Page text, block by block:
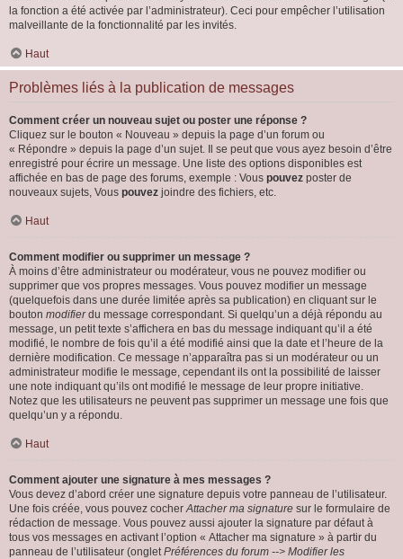
la fonction a été activée par l’administrateur). Ceci pour empêcher l’utilisation
malveillante de la fonctionnalité par les invités.
Haut
Problèmes liés à la publication de messages
Comment créer un nouveau sujet ou poster une réponse ?
Cliquez sur le bouton « Nouveau » depuis la page d’un forum ou
« Répondre » depuis la page d’un sujet. Il se peut que vous ayez besoin d’être
enregistré pour écrire un message. Une liste des options disponibles est
affichée en bas de page des forums, exemple : Vous pouvez poster de
nouveaux sujets, Vous pouvez joindre des fichiers, etc.
Haut
Comment modifier ou supprimer un message ?
À moins d’être administrateur ou modérateur, vous ne pouvez modifier ou
supprimer que vos propres messages. Vous pouvez modifier un message
(quelquefois dans une durée limitée après sa publication) en cliquant sur le
bouton modifierdu message correspondant. Si quelqu’un a déjà répondu au
message, un petit texte s’affichera en bas du message indiquant qu’il a été
modifié, le nombre de fois qu’il a été modifié ainsi que la date et l’heure de la
dernière modification. Ce message n’apparaîtra pas si un modérateur ou un
administrateur modifie le message, cependant ils ont la possibilité de laisser
une note indiquant qu’ils ont modifié le message de leur propre initiative.
Notez que les utilisateurs ne peuvent pas supprimer un message une fois que
quelqu’un y a répondu.
Haut
Comment ajouter une signature à mes messages ?
Vous devez d’abord créer une signature depuis votre panneau de l’utilisateur.
Une fois créée, vous pouvez cocherAttacher ma signature sur le formulaire de
rédaction de message. Vous pouvez aussi ajouter la signature par défaut à
tous vos messages en activant l’option « Attacher ma signature » à partir du
panneau de l’utilisateur (ongletPréférences du forum --> Modifier les